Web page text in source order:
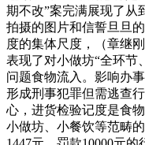
期不改”案完满展现了从
拍摄的图片和信誓旦旦
度的集体尺度，（章继
表现了对小做坊“全环节
问题食物流入。影响办
形成刑事犯罪但需逃查
心，进货检验记度是食
小做坊、小餐饮等范畴